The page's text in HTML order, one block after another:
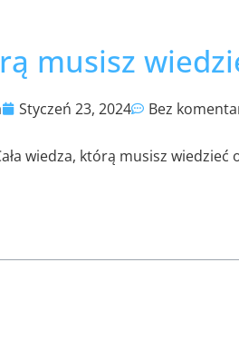
musisz
Styczeń 23, 2024 Bez
wiedza, którą musisz wiedzieć